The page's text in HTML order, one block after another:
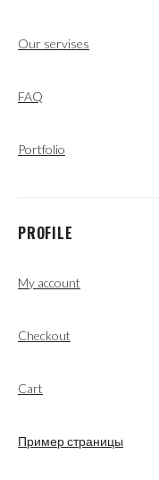
Our servises
FAQ
Portfolio
PROFILE
My account
Checkout
Cart
Пример страницы